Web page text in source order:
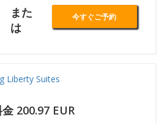
また
は
今すぐご予約
Liberty Suites
200.97 EUR